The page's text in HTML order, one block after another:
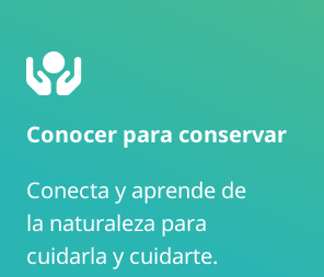
Conocer para conservar
Conecta y aprende de
la naturaleza para
cuidarla y cuidarte.